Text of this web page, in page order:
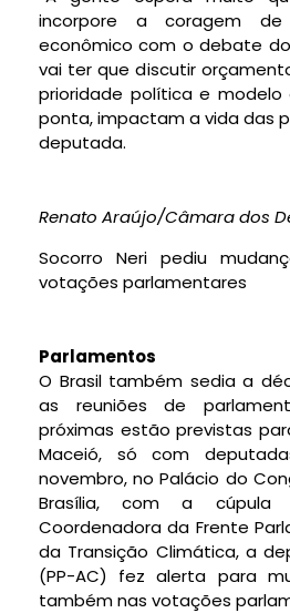
incorpore a coragem
econômico com o debate
vai ter que discutir
prioridade política e modelo
ponta, impactam a vida das
deputada.
Renato Araújo/Câmara dos
Socorro Neri pediu
votações parlamentares
Parlamentos
O Brasil também sedia a
as reuniões de
próximas estão previstas
Maceió, só com
novembro, no Palácio do
Brasília, com a cúpula
Coordenadora da Frente
da Transição Climática, a
(PP-AC) fez alerta para
também nas votações